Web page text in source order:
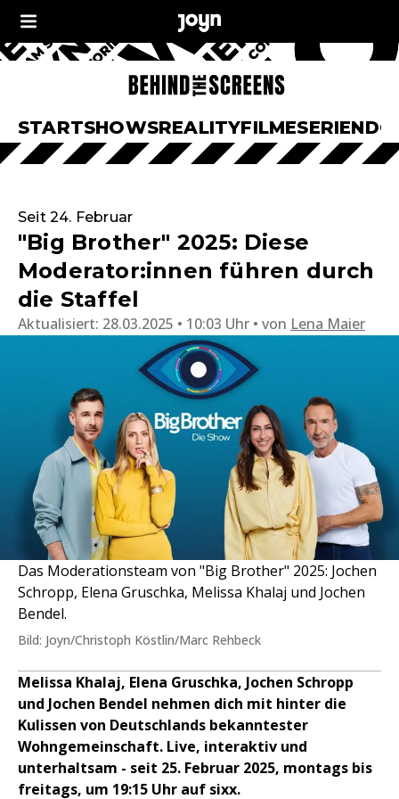
STARTSHOWSREALITYFILMESERIEN
Seit 24. Februar
"Big Brother" 2025: Diese
Moderator:innen führen durch
die Staffel
Aktualisiert: 28.03.2025 • 10:03 Uhr von Lena Maier
Das Moderationsteam von "Big Brother" 2025: Jochen
Schropp, Elena Gruschka, Melissa Khalaj und Jochen
Bendel.
Bild: Joyn/Christoph Köstlin/Marc Rehbeck
Melissa Khalaj, Elena Gruschka, Jochen Schropp
und Jochen Bendel nehmen dich mit hinter die
Kulissen von Deutschlands bekanntester
Wohngemeinschaft. Live, interaktiv und
unterhaltsam - seit 25. Februar 2025, montags bis
freitags, um 19:15 Uhr auf sixx.